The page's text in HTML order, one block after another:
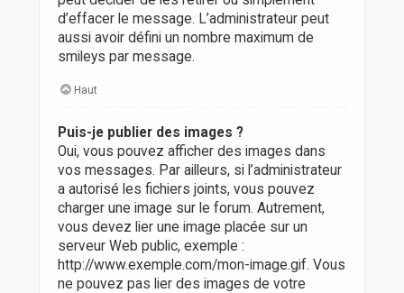
d’effacer le message. L’administrateur peut
aussi avoir défini un nombre maximum de
smileys par message.
Haut
Puis-je publier des images ?
Oui, vous pouvez afficher des images dans
vos messages. Par ailleurs, si l’administrateur
a autorisé les fichiers joints, vous pouvez
charger une image sur le forum. Autrement,
vous devez lier une image placée sur un
serveur Web public, exemple :
http://www.exemple.com/mon-image.gif. Vous
ne pouvez pas lier des images de votre